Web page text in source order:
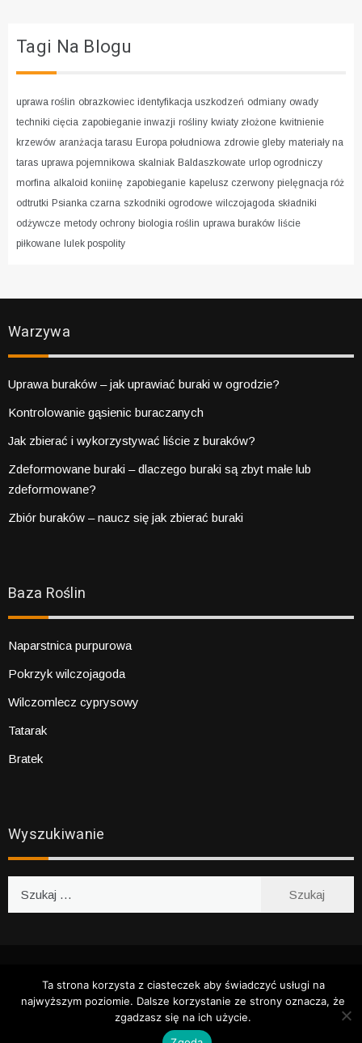
Tagi Na Blogu
uprawa roślin obrazkowiec identyfikacja uszkodzeń odmiany owady
techniki cięcia zapobieganie inwazji rośliny kwiaty złożone kwitnienie
krzewów aranżacja tarasu Europa południowa zdrowie gleby materiały na
taras uprawa pojemnikowa skalniak Baldaszkowate urlop ogrodniczy
morfina alkaloid koniinę zapobieganie kapelusz czerwony pielęgnacja róż
odtrutki Psianka czarna szkodniki ogrodowe wilczojagoda składniki
odżywcze metody ochrony biologia roślin uprawa buraków liście
piłkowane lulek pospolity
Warzywa
Uprawa buraków – jak uprawiać buraki w ogrodzie?
Kontrolowanie gąsienic buraczanych
Jak zbierać i wykorzystywać liście z buraków?
Zdeformowane buraki – dlaczego buraki są zbyt małe lub
zdeformowane?
Zbiór buraków – naucz się jak zbierać buraki
Baza Roślin
Naparstnica purpurowa
Pokrzyk wilczojagoda
Wilczomlecz cyprysowy
Tatarak
Bratek
Wyszukiwanie
Ta strona korzysta z ciasteczek aby świadczyć usługi na
najwyższym poziomie. Dalsze korzystanie ze strony oznacza, że
zgadzasz się na ich użycie.